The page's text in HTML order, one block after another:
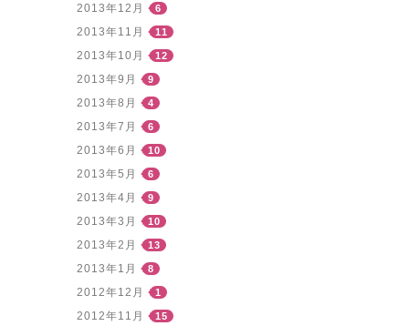
2013年12月 6
2013年11月 11
2013年10月 12
2013年9月 9
2013年8月 4
2013年7月 6
2013年6月 10
2013年5月 6
2013年4月 9
2013年3月 10
2013年2月 13
2013年1月 8
2012年12月 1
2012年11月 15